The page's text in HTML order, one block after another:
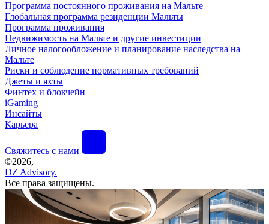
Программа постоянного проживания на Мальте
Глобальная программа резиденции Мальты
Программа проживания
Недвижимость на Мальте и другие инвестиции
Личное налогообложение и планирование наследства на
Мальте
Риски и соблюдение нормативных требований
Джеты и яхты
Финтех и блокчейн
iGaming
Инсайты
Карьера
Свяжитесь с нами
©2026,
DZ Advisory.
Все права защищены.